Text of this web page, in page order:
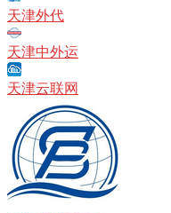
天津外代
天津中外运
天津云联网